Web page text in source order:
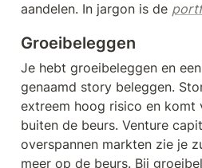
aandelen. In jargon is de
Groeibeleggen
Je hebt groeibeleggen en
genaamd story beleggen.
extreem hoog risico en komt
buiten de beurs. Venture
overspannen markten zie je
meer op de beurs. Bij